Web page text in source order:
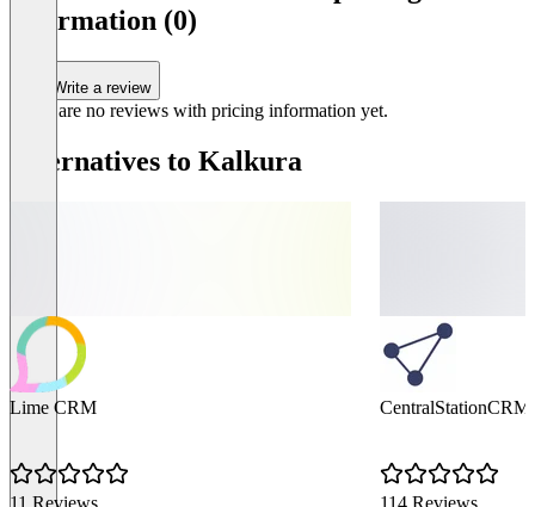
information (0)
Write a review
There are no reviews with pricing information yet.
Alternatives to Kalkura
Lime CRM
11 Reviews
CentralStationCRM
114 Reviews